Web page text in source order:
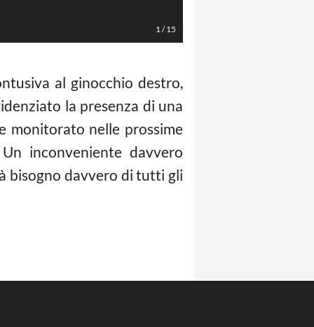
1/15
al ginocchio destro,
la presenza di una
monitorato nelle prossime
inconveniente davvero
bisogno davvero di tutti gli